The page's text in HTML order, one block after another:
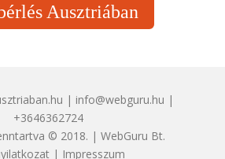
Ausztriában
| info@webguru.hu |
+3646362724
© 2018. | WebGuru Bt.
| Impresszum